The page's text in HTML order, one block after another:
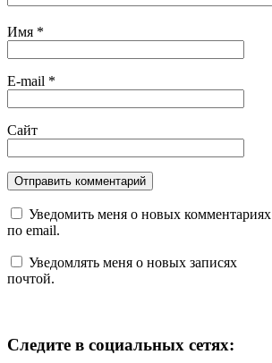
Имя *
E-mail *
Сайт
Уведомить меня о новых комментариях
по email.
Уведомлять меня о новых записях
почтой.
Следите в социальных сетях: